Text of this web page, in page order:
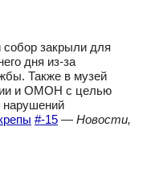
закрыли для
дня из-за
Также в музей
и ОМОН с целью
нарушений
#-15 — Новости,